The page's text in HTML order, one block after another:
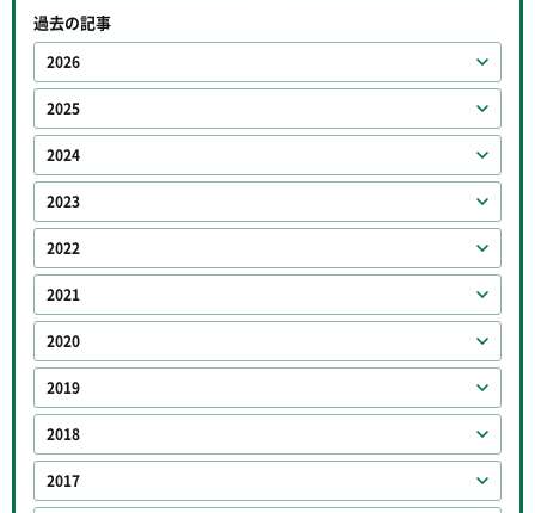
過去の記事
2026
2025
2024
2023
2022
2021
2020
2019
2018
2017